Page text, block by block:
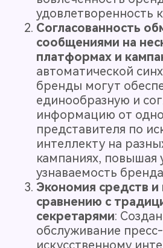
удовлетворенность
Согласованность
сообщениями на
платформах и
автоматической
бренды могут
единообразную и
информацию от
представителя по
интеллекту на
кампаниях, повышая
узнаваемость
Экономия средств
сравнению с
секретарями:
обслуживание
искусственному